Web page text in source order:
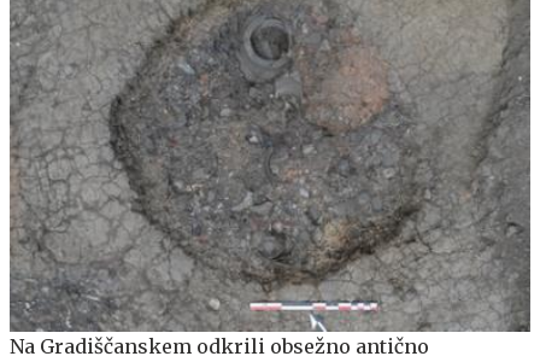
Na Gradiščanskem odkrili obsežno antično